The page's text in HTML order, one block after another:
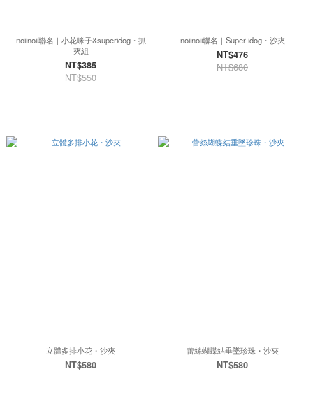
noiinoii聯名｜小花咪子&superidog・抓
夾組
NT$385
NT$550
noiinoii聯名｜Super idog・沙夾
NT$476
NT$680
立體多排小花・沙夾
NT$580
蕾絲蝴蝶結垂墜珍珠・沙夾
NT$580